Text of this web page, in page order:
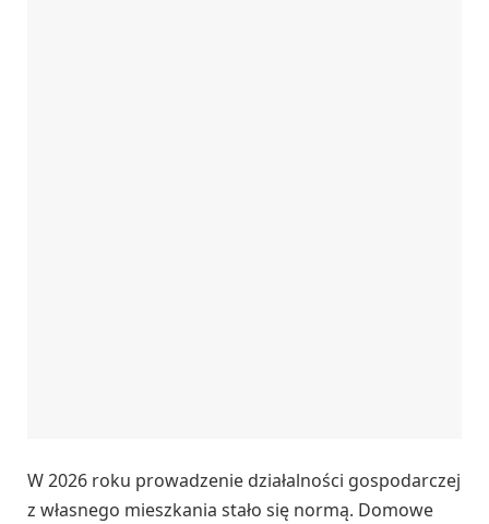
W 2026 roku prowadzenie działalności gospodarczej
z własnego mieszkania stało się normą. Domowe